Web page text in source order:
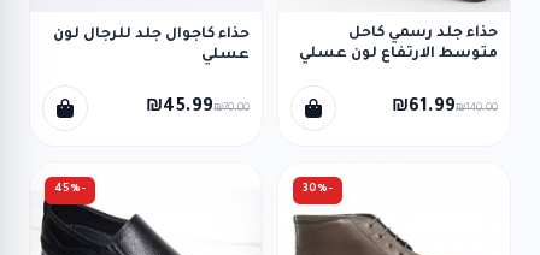
حذاء جلد رسمي كاحل
متوسط الارتفاع لون عسلي
₪61.99₪140.00
حذاء كاجوال جلد للرجال لون
عسلي
₪45.99₪70.00
-30%
-45%